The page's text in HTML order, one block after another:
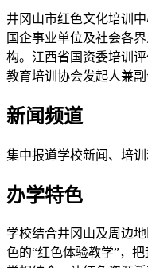
井冈山市红色文化培训
国企事业单位及社会各
构。江西省国资委培训
教育培训协会发起人兼副
新闻频道
集中报道学校新闻、培训
办学特色
学校结合井冈山及周边
色的“红色体验教学”，